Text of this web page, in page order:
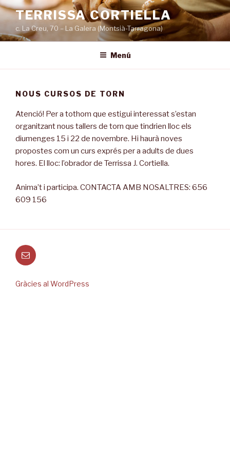
Vés
al
contingut
TERRISSA CORTIELLA
c. La Creu, 70 – La Galera (Montsià-Tarragona)
Menú
NOUS CURSOS DE TORN
Atenció! Per a tothom que estigui interessat s’estan
organitzant nous tallers de torn que tindrien lloc els
diumenges 15 i 22 de novembre. Hi haurà noves
propostes com un curs exprés per a adults de dues
hores. El lloc: l’obrador de Terrissa J. Cortiella.
Anima’t i participa. CONTACTA AMB NOSALTRES: 656
609 156
Correu
electrònic
Gràcies al WordPress